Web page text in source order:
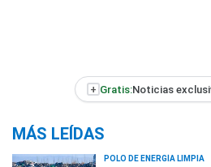
+ Gratis:Noticias
MÁS LEÍDAS
POLO DE ENERGÍA LIMPIA